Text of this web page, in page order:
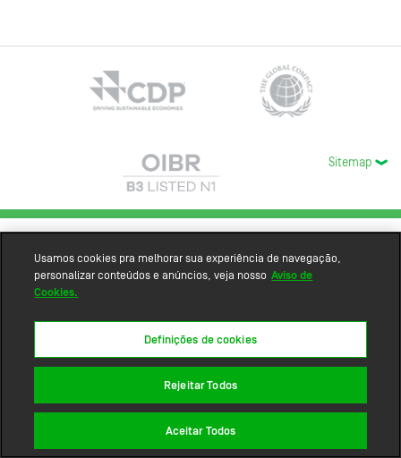
Sitemap
Usamos cookies pra melhorar sua experiência de navegação,
personalizar conteúdos e anúncios, veja nosso Aviso de
Cookies.
Definições de cookies
Rejeitar Todos
Aceitar Todos